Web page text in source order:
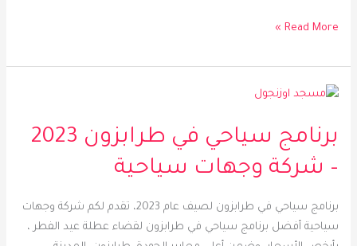
Read More »
برنامج سياحي في طرابزون 2023
– شركة وجهات سياحية
برنامج سياحي في طرابزون لصيف عام 2023، تقدم لكم شركة وجهات
سياحية أفضل برنامج سياحي في طرابزون لقضاء عطلة عيد الفطر ،
برنامج
في
طرابزون
2023
شركة
وجهات